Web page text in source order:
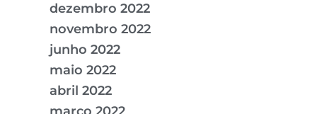
dezembro 2022
novembro 2022
junho 2022
maio 2022
abril 2022